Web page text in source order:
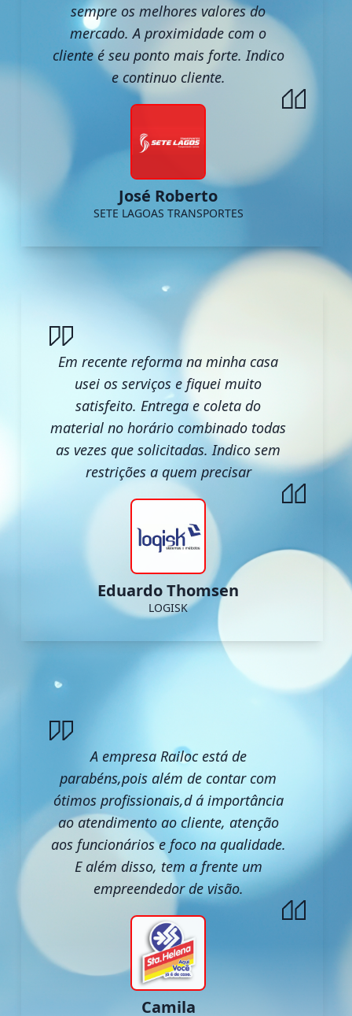
sempre os melhores valores do
mercado. A proximidade com o
cliente é seu ponto mais forte. Indico
e continuo cliente.
José Roberto
SETE LAGOAS TRANSPORTES
Em recente reforma na minha casa
usei os serviços e fiquei muito
satisfeito. Entrega e coleta do
material no horário combinado todas
as vezes que solicitadas. Indico sem
restrições a quem precisar
Eduardo Thomsen
LOGISK
A empresa Railoc está de
parabéns,pois além de contar com
ótimos profissionais,d á importância
ao atendimento ao cliente, atenção
aos funcionários e foco na qualidade.
E além disso, tem a frente um
empreendedor de visão.
Camila